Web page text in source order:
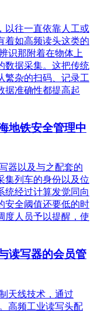
以往一直依靠人工或
着如高频读头这类的
识那附着在物体上
数据采集。这把传统
繁杂的扫码、记录工
据准确性都提高起
地铁安全管理中
器以及与之配套的
集列车的身份以及位
统经过计算发觉同向
安全阈值还要低的时
度人员予以提醒，使
读写器的会员管
天线技术，通过
高频工业读写头配